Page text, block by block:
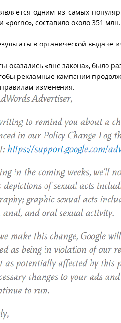
одним из самых
«porno», составило около 351
в органической выдаче
оказались «вне закона», было
рекламные кампании
изменения.